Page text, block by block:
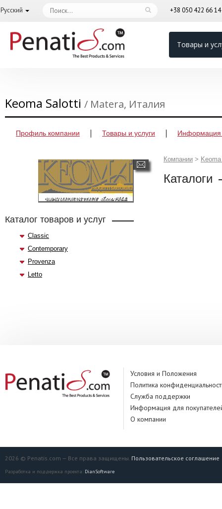
Русский +38 050 422 66 14
Товары и
Keoma Salotti / Matera, Италия
Профиль компании Товары и услуги Информация
Каталог товаров и услуг
Classic
Contemporary
Provenza
Letto
Компании >
Каталоги
Условия и Положения
Политика
Служба поддержки
Информация для
О компании
2026 © Penatis.com — Все права защищены. Пользовательское соглашение
Разработка и поддержка проекта: DianSoftware